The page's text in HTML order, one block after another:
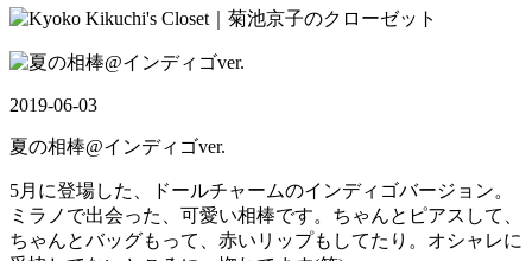
2019-06-03
夏の相棒@インディゴver.
5月に登場した、ドールチャームのインディゴバージョン。
ミラノで出会った、可愛い相棒です。ちゃんとピアスして、
ちゃんとバッグもって、赤いリップもしてたり。オシャレに